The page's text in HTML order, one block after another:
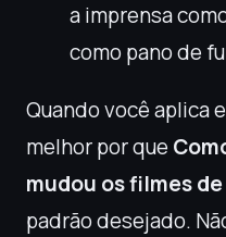
a imprensa
como pano de
Quando você aplica
melhor por que
mudou os filmes
padrão desejado.